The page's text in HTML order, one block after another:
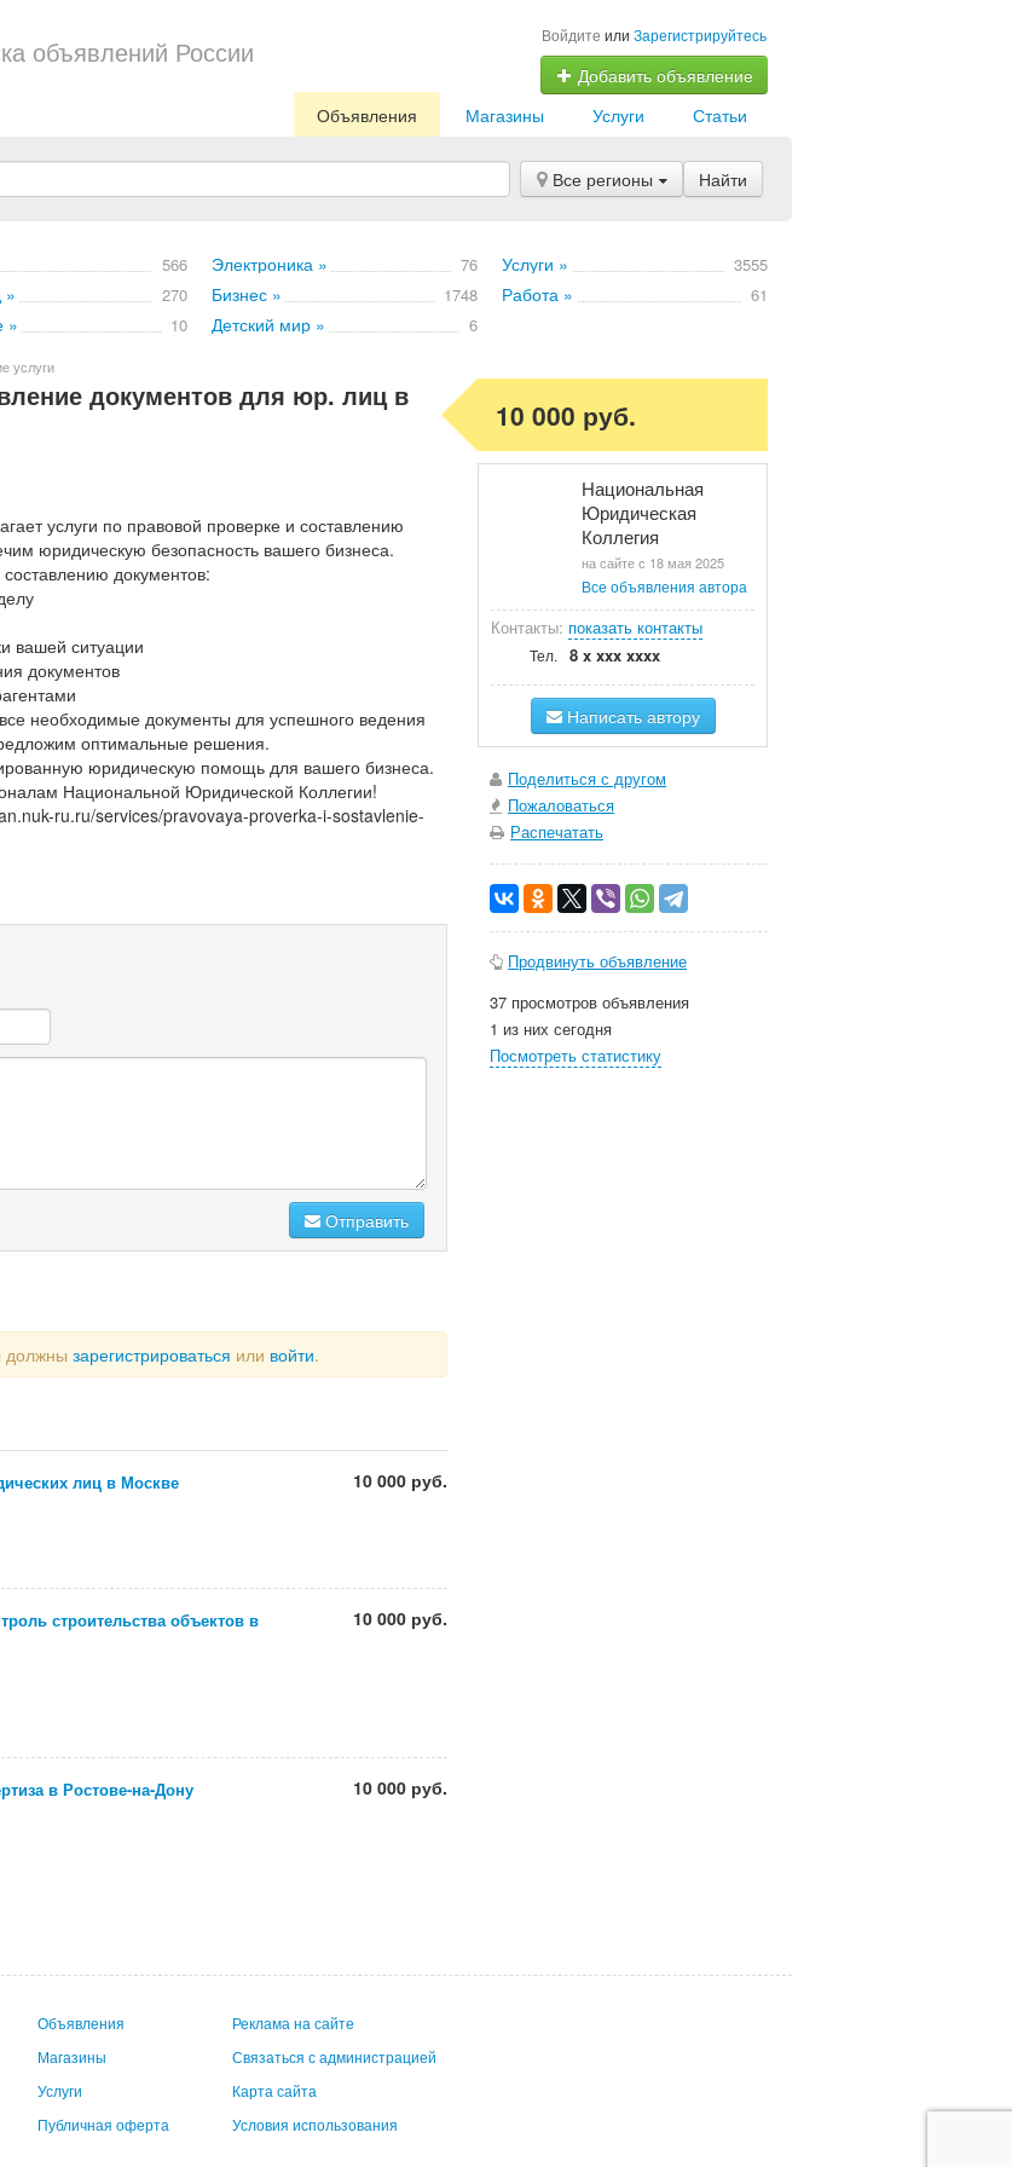
объявлений России Войдите или Зарегистрируйтесь
Добавить объявление
Статьи
Услуги
Магазины
Объявления
Все регионы Найти
566 Электроника » 76 Услуги » 3555
» 270 Бизнес » 1748 Работа » 61
» 10 Детский мир » 6
услуги
документов для юр. лиц в
услуги по правовой проверке и составлению
юридическую безопасность вашего бизнеса.
документов:
вашей ситуации
документов
необходимые документы для успешного ведения
оптимальные решения.
юридическую помощь для вашего бизнеса.
Национальной Юридической Коллегии!
ru.ru/services/pravovaya-proverka-i-sostavlenie-
Отправить
должны зарегистрироваться или войти.
лиц в Москве 10 000 руб.
строительства объектов в
10 000 руб.
в Ростове-на-Дону 10 000 руб.
10 000 руб.
Национальная
Юридическая
Коллегия
на сайте с 18 мая 2025
Все объявления автора
Контакты: показать контакты
Тел. 8 x xxx xxxx
Написать автору
Поделиться с другом
Пожаловаться
Распечатать
Продвинуть объявление
37 просмотров объявления
1 из них сегодня
Посмотреть статистику
Объявления
Магазины
Услуги
Публичная оферта
Реклама на сайте
Связаться с администрацией
Карта сайта
Условия использования